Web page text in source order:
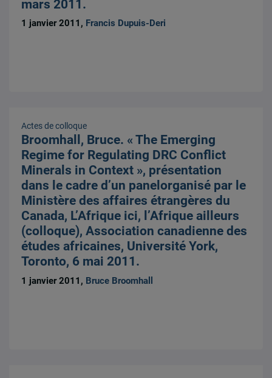
mars 2011.
1 janvier 2011, Francis Dupuis-Deri
Actes de colloque
Broomhall, Bruce. « The Emerging
Regime for Regulating DRC Conflict
Minerals in Context », présentation
dans le cadre d’un panelorganisé par le
Ministère des affaires étrangères du
Canada, L’Afrique ici, l’Afrique ailleurs
(colloque), Association canadienne des
études africaines, Université York,
Toronto, 6 mai 2011.
1 janvier 2011, Bruce Broomhall